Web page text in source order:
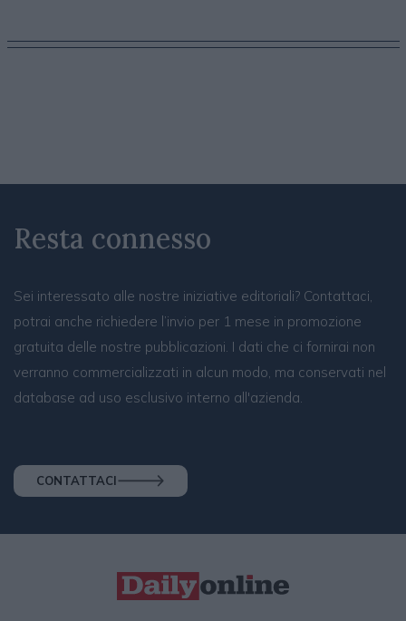
Resta connesso
Sei interessato alle nostre iniziative editoriali? Contattaci,
potrai anche richiedere l’invio per 1 mese in promozione
gratuita delle nostre pubblicazioni. I dati che ci fornirai non
verranno commercializzati in alcun modo, ma conservati nel
database ad uso esclusivo interno all'azienda.
CONTATTACI